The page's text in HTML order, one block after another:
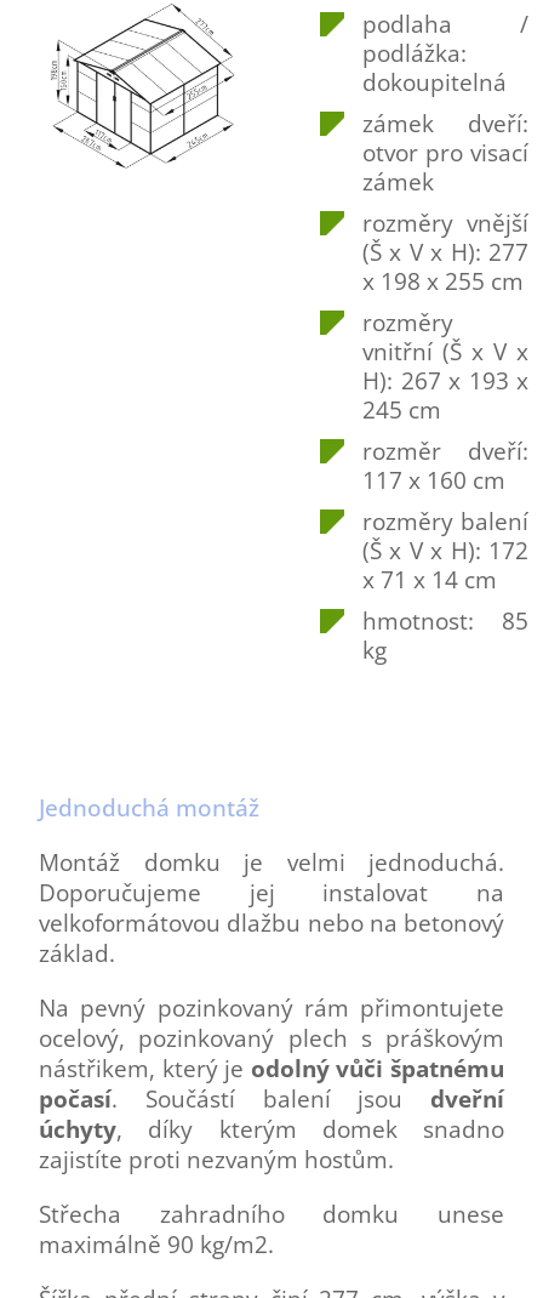
podlaha /
podlážka:
dokoupitelná
zámek dveří:
otvor pro visací
zámek
rozměry vnější
(Š x V x H): 277
x 198 x 255 cm
rozměry
vnitřní (Š x V x
H): 267 x 193 x
245 cm
rozměr dveří:
117 x 160 cm
rozměry balení
(Š x V x H): 172
x 71 x 14 cm
hmotnost: 85
kg
Jednoduchá montáž
Montáž domku je velmi jednoduchá.
Doporučujeme jej instalovat na
velkoformátovou dlažbu nebo na betonový
základ.
Na pevný pozinkovaný rám přimontujete
ocelový, pozinkovaný plech s práškovým
nástřikem, který je odolný vůči špatnému
počasí. Součástí balení jsou dveřní
úchyty, díky kterým domek snadno
zajistíte proti nezvaným hostům.
Střecha zahradního domku unese
maximálně 90 kg/m2.